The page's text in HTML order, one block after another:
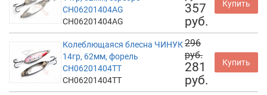
CH06201404AG
CH06201404AG
357
руб.
Купить
Колеблющаяся блесна ЧИНУК
14гр, 62мм, форель
CH06201404TT
CH06201404TT
296
руб.
281
руб.
Купить